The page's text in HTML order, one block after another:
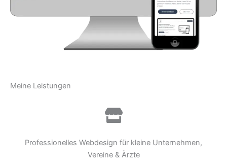
Meine Leistungen
Professionelles Webdesign für kleine Unternehmen,
Vereine & Ärzte